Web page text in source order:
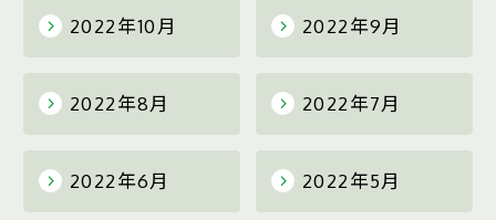
2022年10月 2022年9月
2022年8月 2022年7月
2022年6月 2022年5月